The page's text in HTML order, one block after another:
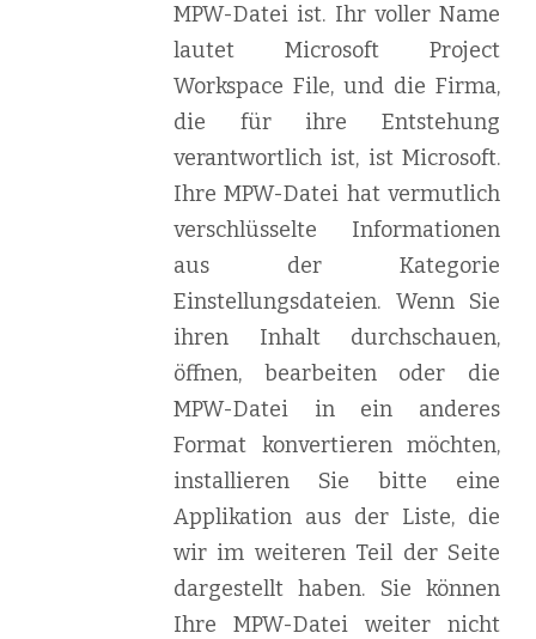
MPW-Datei ist. Ihr voller Name
lautet Microsoft Project
Workspace File, und die Firma,
die für ihre Entstehung
verantwortlich ist, ist Microsoft.
Ihre MPW-Datei hat vermutlich
verschlüsselte Informationen
aus der Kategorie
Einstellungsdateien. Wenn Sie
ihren Inhalt durchschauen,
öffnen, bearbeiten oder die
MPW-Datei in ein anderes
Format konvertieren möchten,
installieren Sie bitte eine
Applikation aus der Liste, die
wir im weiteren Teil der Seite
dargestellt haben. Sie können
Ihre MPW-Datei weiter nicht